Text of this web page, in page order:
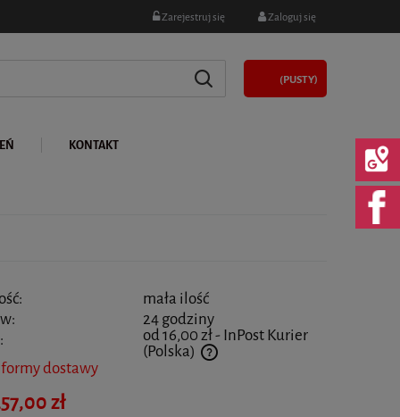
Zarejestruj się Zaloguj się
(PUSTY)
KONTAKT
mała ilość
24 godziny
od 16,00 zł- InPost Kurier
(Polska)
zawiera ewentualnych kosztów płatności
dostawy
zł